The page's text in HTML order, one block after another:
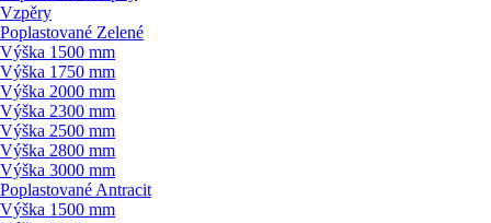
Vzpěry
Poplastované Zelené
Výška 1500 mm
Výška 1750 mm
Výška 2000 mm
Výška 2300 mm
Výška 2500 mm
Výška 2800 mm
Výška 3000 mm
Poplastované Antracit
Výška 1500 mm